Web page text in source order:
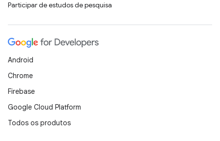
Participar de estudos de pesquisa
Android
Chrome
Firebase
Google Cloud Platform
Todos os produtos